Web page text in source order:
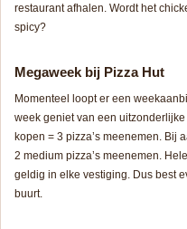
restaurant afhalen. Wordt het
spicy?
Megaweek bij Pizza Hut
Momenteel loopt er een
week geniet van een
kopen = 3 pizza’s meenemen. Bij
2 medium pizza’s meenemen.
geldig in elke vestiging. Dus best
buurt.